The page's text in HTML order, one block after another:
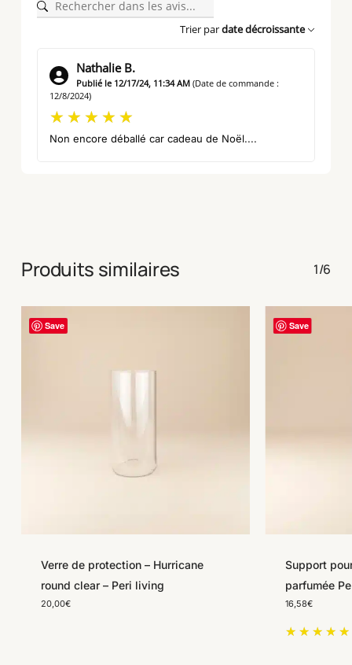
Trier pardate décroissante
Nathalie B.
Publié le 12/17/24, 11:34 AM (Date de commande :
12/8/2024)
Non encore déballé car cadeau de Noël....
Produits similaires 1/6
Save
Verre de protection – Hurricane
round clear – Peri living
20,00€
Save
Support
parfumée
16,58€